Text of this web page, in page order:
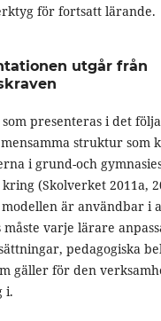
för fortsatt lärande.
utgår från
presenteras i det
struktur som
i grund-och
(Skolverket 2011a,
är användbar i
varje lärare
pedagogiska
gäller för den
i.